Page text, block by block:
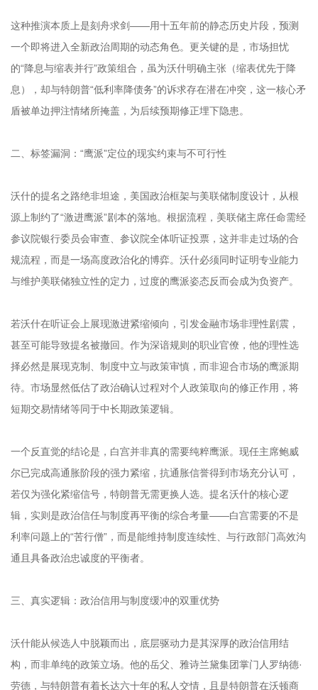
这种推演本质上是刻舟求剑——用十五年前的静态历史片段，预测
一个即将进入全新政治周期的动态角色。更关键的是，市场担忧
的“降息与缩表并行”政策组合，虽为沃什明确主张（缩表优先于降
息），却与特朗普“低利率降债务”的诉求存在潜在冲突，这一核心矛
盾被单边押注情绪所掩盖，为后续预期修正埋下隐患。
二、标签漏洞：“鹰派”定位的现实约束与不可行性
沃什的提名之路绝非坦途，美国政治框架与美联储制度设计，从根
源上制约了“激进鹰派”剧本的落地。根据流程，美联储主席任命需经
参议院银行委员会审查、参议院全体听证投票，这并非走过场的合
规流程，而是一场高度政治化的博弈。沃什必须同时证明专业能力
与维护美联储独立性的定力，过度的鹰派姿态反而会成为负资产。
若沃什在听证会上展现激进紧缩倾向，引发金融市场非理性剧震，
甚至可能导致提名被撤回。作为深谙规则的职业官僚，他的理性选
择必然是展现克制、制度中立与政策审慎，而非迎合市场的鹰派期
待。市场显然低估了政治确认过程对个人政策取向的修正作用，将
短期交易情绪等同于中长期政策逻辑。
一个反直觉的结论是，白宫并非真的需要纯粹鹰派。现任主席鲍威
尔已完成高通胀阶段的强力紧缩，抗通胀信誉得到市场充分认可，
若仅为强化紧缩信号，特朗普无需更换人选。提名沃什的核心逻
辑，实则是政治信任与制度再平衡的综合考量——白宫需要的不是
利率问题上的“苦行僧”，而是能维持制度连续性、与行政部门高效沟
通且具备政治忠诚度的平衡者。
三、真实逻辑：政治信用与制度缓冲的双重优势
沃什能从候选人中脱颖而出，底层驱动力是其深厚的政治信用结
构，而非单纯的政策立场。他的岳父、雅诗兰黛集团掌门人罗纳德·
劳德，与特朗普有着长达六十年的私人交情，且是特朗普在沃顿商